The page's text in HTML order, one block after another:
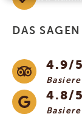
DAS
4.9/5
4.8/5